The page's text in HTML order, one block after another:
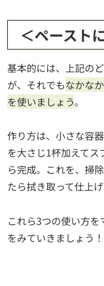
＜ペースト
基本的には、上記の
が、それでもなかな
を使いましょう。
作り方は、小さな容
を大さじ1杯加えてス
ら完成。これを、掃
たら拭き取って仕上
これら3つの使い方
をみていきましょう！